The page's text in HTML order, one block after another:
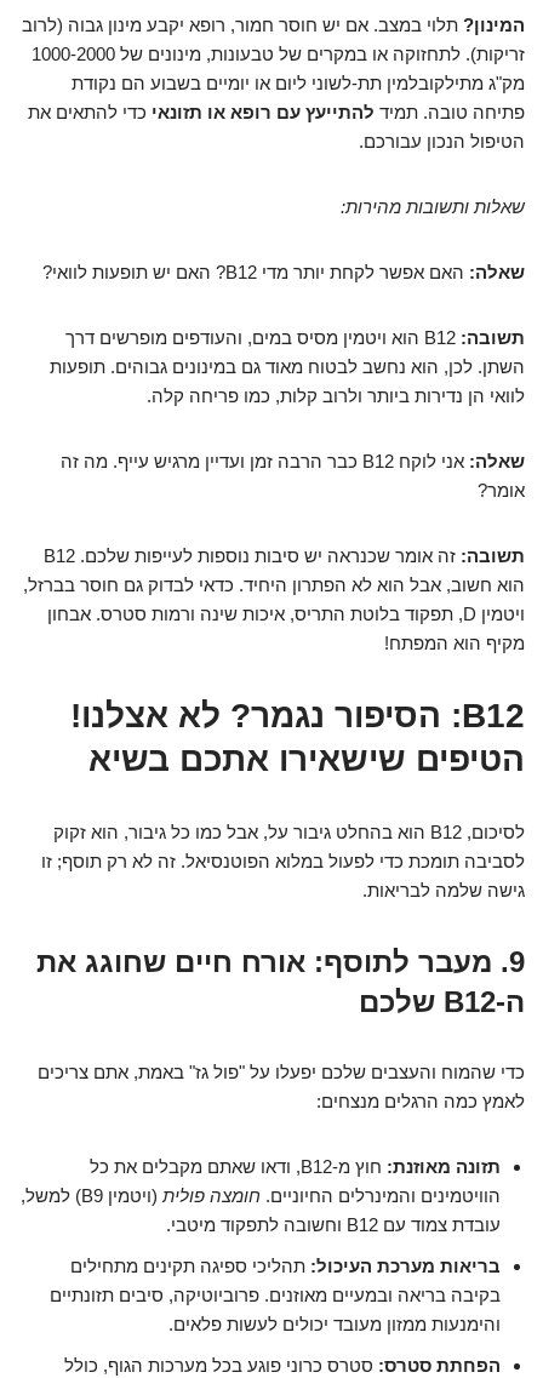
המינון? תלוי במצב. אם יש חוסר חמור, רופא יקבע מינון גבוה (לרוב
זריקות). לתחזוקה או במקרים של טבעונות, מינונים של 1000-2000
מק"ג מתילקובלמין תת-לשוני ליום או יומיים בשבוע הם נקודת
פתיחה טובה. תמיד להתייעץ עם רופא או תזונאי כדי להתאים את
הטיפול הנכון עבורכם.
שאלות ותשובות מהירות:
שאלה: האם אפשר לקחת יותר מדי B12? האם יש תופעות לוואי?
תשובה:
B12 הוא ויטמין מסיס במים, והעודפים מופרשים דרך
השתן. לכן, הוא נחשב לבטוח מאוד גם במינונים גבוהים. תופעות
לוואי הן נדירות ביותר ולרוב קלות, כמו פריחה קלה.
שאלה:
אני לוקח B12 כבר הרבה זמן ועדיין מרגיש עייף. מה זה
אומר?
תשובה:
זה אומר שכנראה יש סיבות נוספות לעייפות שלכם. B12
הוא חשוב, אבל הוא לא הפתרון היחיד. כדאי לבדוק גם חוסר בברזל,
ויטמין D, תפקוד בלוטת התריס, איכות שינה ורמות סטרס. אבחון
מקיף הוא המפתח!
B12: הסיפור נגמר? לא אצלנו!
הטיפים שישאירו אתכם בשיא
לסיכום, B12 הוא בהחלט גיבור על, אבל כמו כל גיבור, הוא זקוק
לסביבה תומכת כדי לפעול במלוא הפוטנסיאל. זה לא רק תוסף; זו
גישה שלמה לבריאות.
9. מעבר לתוסף: אורח חיים שחוגג את
ה-B12 שלכם
כדי שהמוח והעצבים שלכם יפעלו על "פול גז" באמת, אתם צריכים
לאמץ כמה הרגלים מנצחים:
תזונה מאוזנת:
חוץ מ-B12, ודאו שאתם מקבלים את כל
הוויטמינים והמינרלים החיוניים. חומצה פולית
(ויטמין B9) למשל,
עובדת צמוד עם B12 וחשובה לתפקוד מיטבי.
בריאות מערכת העיכול: תהליכי ספיגה תקינים מתחילים
בקיבה בריאה ובמעיים מאוזנים. פרוביוטיקה, סיבים תזונתיים
והימנעות ממזון מעובד יכולים לעשות פלאים.
הפחתת סטרס: סטרס כרוני פוגע בכל מערכות הגוף, כולל